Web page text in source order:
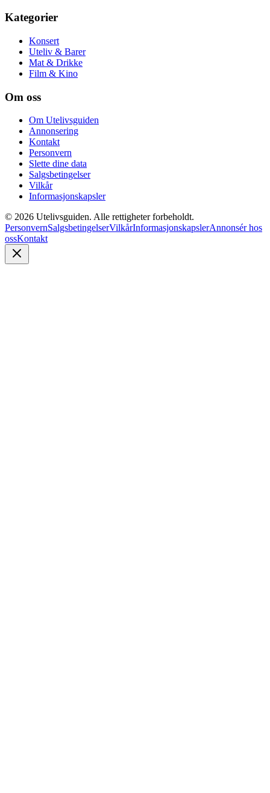
Kategorier
Konsert
Uteliv & Barer
Mat & Drikke
Film & Kino
Om oss
Om Utelivsguiden
Annonsering
Kontakt
Personvern
Slette dine data
Salgsbetingelser
Vilkår
Informasjonskapsler
© 2026 Utelivsguiden. Alle rettigheter forbeholdt.
PersonvernSalgsbetingelserVilkårInformasjonskapslerAnnonsér hos
ossKontakt